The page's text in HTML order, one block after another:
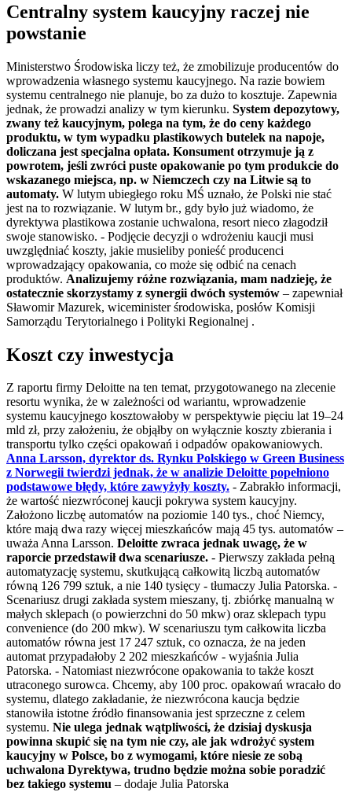
Centralny system kaucyjny raczej nie
powstanie
Ministerstwo Środowiska liczy też, że zmobilizuje producentów do
wprowadzenia własnego systemu kaucyjnego. Na razie bowiem
systemu centralnego nie planuje, bo za dużo to kosztuje. Zapewnia
jednak, że prowadzi analizy w tym kierunku. System depozytowy,
zwany też kaucyjnym, polega na tym, że do ceny każdego
produktu, w tym wypadku plastikowych butelek na napoje,
doliczana jest specjalna opłata. Konsument otrzymuje ją z
powrotem, jeśli zwróci puste opakowanie po tym produkcie do
wskazanego miejsca, np. w Niemczech czy na Litwie są to
automaty. W lutym ubiegłego roku MŚ uznało, że Polski nie stać
jest na to rozwiązanie. W lutym br., gdy było już wiadomo, że
dyrektywa plastikowa zostanie uchwalona, resort nieco złagodził
swoje stanowisko. - Podjęcie decyzji o wdrożeniu kaucji musi
uwzględniać koszty, jakie musieliby ponieść producenci
wprowadzający opakowania, co może się odbić na cenach
produktów. Analizujemy różne rozwiązania, mam nadzieję, że
ostatecznie skorzystamy z synergii dwóch systemów – zapewniał
Sławomir Mazurek, wiceminister środowiska, posłów Komisji
Samorządu Terytorialnego i Polityki Regionalnej .
Koszt czy inwestycja
Z raportu firmy Deloitte na ten temat, przygotowanego na zlecenie
resortu wynika, że w zależności od wariantu, wprowadzenie
systemu kaucyjnego kosztowałoby w perspektywie pięciu lat 19–24
mld zł, przy założeniu, że objąłby on wyłącznie koszty zbierania i
transportu tylko części opakowań i odpadów opakowaniowych.
Anna Larsson, dyrektor ds. Rynku Polskiego w Green Business
z Norwegii twierdzi jednak, że w analizie Deloitte popełniono
podstawowe błędy, które zawyżyły koszty. - Zabrakło informacji,
że wartość niezwróconej kaucji pokrywa system kaucyjny.
Założono liczbę automatów na poziomie 140 tys., choć Niemcy,
które mają dwa razy więcej mieszkańców mają 45 tys. automatów –
uważa Anna Larsson. Deloitte zwraca jednak uwagę, że w
raporcie przedstawił dwa scenariusze. - Pierwszy zakłada pełną
automatyzację systemu, skutkującą całkowitą liczbą automatów
równą 126 799 sztuk, a nie 140 tysięcy - tłumaczy Julia Patorska. -
Scenariusz drugi zakłada system mieszany, tj. zbiórkę manualną w
małych sklepach (o powierzchni do 50 mkw) oraz sklepach typu
convenience (do 200 mkw). W scenariuszu tym całkowita liczba
automatów równa jest 17 247 sztuk, co oznacza, że na jeden
automat przypadałoby 2 202 mieszkańców - wyjaśnia Julia
Patorska. - Natomiast niezwrócone opakowania to także koszt
utraconego surowca. Chcemy, aby 100 proc. opakowań wracało do
systemu, dlatego zakładanie, że niezwrócona kaucja będzie
stanowiła istotne źródło finansowania jest sprzeczne z celem
systemu. Nie ulega jednak wątpliwości, że dzisiaj dyskusja
powinna skupić się na tym nie czy, ale jak wdrożyć system
kaucyjny w Polsce, bo z wymogami, które niesie ze sobą
uchwalona Dyrektywa, trudno będzie można sobie poradzić
bez takiego systemu – dodaje Julia Patorska